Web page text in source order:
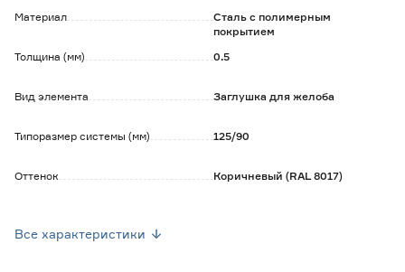
монтажа на кровлю любой формы и размера.
Материал
Сталь с полимерным
покрытием
Толщина (мм)
0.5
Вид элемента Заглушка для желоба
Типоразмер системы (мм) 125/90
Оттенок Коричневый (RAL 8017)
Все характеристики